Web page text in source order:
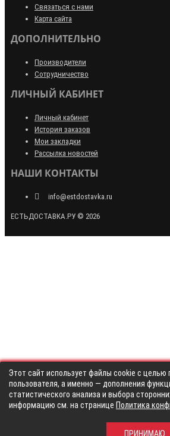
Связаться с нами
Карта сайта
ДОПОЛНИТЕЛЬНО
Производители
Сотрудничество
ЛИЧНЫЙ КАБИНЕТ
Личный кабинет
История заказов
Мои закладки
Рассылка новостей
НАШИ КОНТАКТЫ
info@estdostavka.ru
ЕСТЬДОСТАВКА.РУ © 2026
Этот сайт использует файлы cookie с целью
пользователя, а именно — дополнения
статистического анализа и выбора
информацию см. на странице Политика
ПРИНИМАЮ